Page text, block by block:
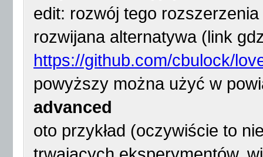
edit: rozwój tego
rozwijana alternatywa (link
https://github.com/cbulock/
powyższy można użyć w
advanced
oto przykład (oczywiście to